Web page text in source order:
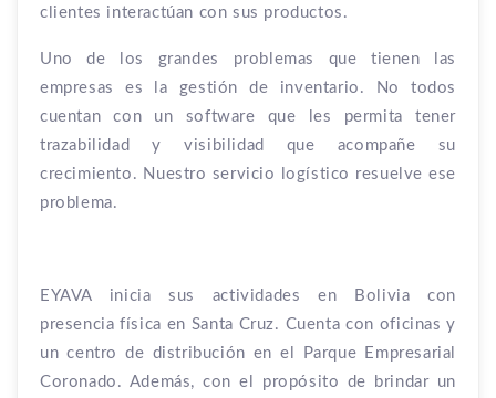
clientes interactúan con sus productos.
Uno de los grandes problemas que tienen las
empresas es la gestión de inventario. No todos
cuentan con un software que les permita tener
trazabilidad y visibilidad que acompañe su
crecimiento. Nuestro servicio logístico resuelve ese
problema.
EYAVA inicia sus actividades en Bolivia con
presencia física en Santa Cruz. Cuenta con oficinas y
un centro de distribución en el Parque Empresarial
Coronado. Además, con el propósito de brindar un